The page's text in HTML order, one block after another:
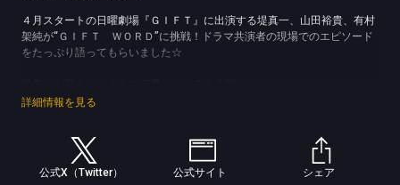
４月スタートの日曜劇場『ＧＩＦＴ』に出演する堤真一、山田裕貴、有村
架純が“ＧＩＦＴ ＷＯＲＤ”に挑戦！ドラマ共演者の現場でのエピソード
をたっぷり語ってもらいました☆
山田裕貴が撮影で「好きになっちゃった」共演者とは！？
詳細情報を見る
公式X（Twitter） 公式サイト シェア